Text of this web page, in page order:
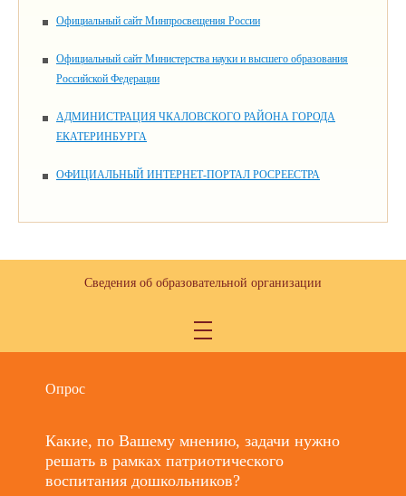
Официальный сайт Минпросвещения России
Официальный сайт Министерства науки и высшего образования
Российской Федерации
АДМИНИСТРАЦИЯ ЧКАЛОВСКОГО РАЙОНА ГОРОДА
ЕКАТЕРИНБУРГА
ОФИЦИАЛЬНЫЙ ИНТЕРНЕТ-ПОРТАЛ РОСРЕЕСТРА
Сведения об образовательной организации
Опрос
Какие, по Вашему мнению, задачи нужно
решать в рамках патриотического
воспитания дошкольников?